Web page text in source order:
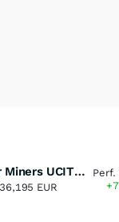
Global X Silver Miners UCITS ETF
36,195 EUR
Perf.